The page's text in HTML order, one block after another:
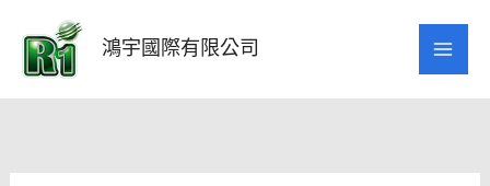
要
鴻宇國際有限公司